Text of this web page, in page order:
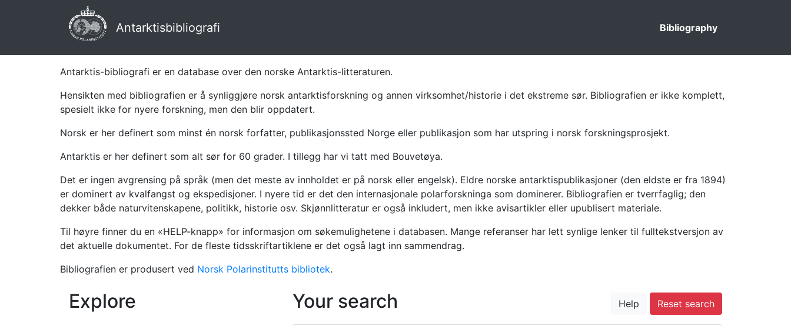
Antarktisbibliografi Bibliography
Antarktis-bibliografi er en database over den norske Antarktis-litteraturen.
Hensikten med bibliografien er å synliggjøre norsk antarktisforskning og annen virksomhet/historie i det ekstreme sør. Bibliografien er ikke komplett,
spesielt ikke for nyere forskning, men den blir oppdatert.
Norsk er her definert som minst én norsk forfatter, publikasjonssted Norge eller publikasjon som har utspring i norsk forskningsprosjekt.
Antarktis er her definert som alt sør for 60 grader. I tillegg har vi tatt med Bouvetøya.
Det er ingen avgrensing på språk (men det meste av innholdet er på norsk eller engelsk). Eldre norske antarktispublikasjoner (den eldste er fra 1894)
er dominert av kvalfangst og ekspedisjoner. I nyere tid er det den internasjonale polarforskninga som dominerer. Bibliografien er tverrfaglig; den
dekker både naturvitenskapene, politikk, historie osv. Skjønnlitteratur er også inkludert, men ikke avisartikler eller upublisert materiale.
Til høyre finner du en «HELP-knapp» for informasjon om søkemulighetene i databasen. Mange referanser har lett synlige lenker til fulltekstversjon av
det aktuelle dokumentet. For de fleste tidsskriftartiklene er det også lagt inn sammendrag.
Bibliografien er produsert ved Norsk Polarinstitutts bibliotek.
Your search Help Reset search
Explore